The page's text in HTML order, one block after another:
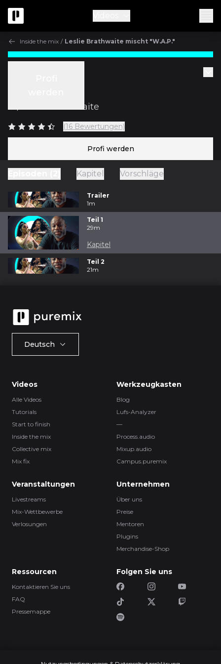
Inside the mix / Leslie Brathwaite mischt "W.A.P."
Leslie Brathwaite
(16 Bewertungen)
Profi werden
Kapitel Vorschläge
Trailer
1m
Teil 1
29m
Kapitel
Teil 2
21m
Deutsch
Videos
Alle Videos
Tutorials
Start to finish
Inside the mix
Collective mix
Mix fix
Werkzeugkasten
Blog
Lufs-Analyzer
—
Process.audio
Mixup.audio
Campus.puremix
Veranstaltungen
Livestreams
Mix-Wettbewerbe
Verlosungen
Unternehmen
Über uns
Preise
Mentoren
Plugins
Merchandise-Shop
Ressourcen
Kontaktieren Sie uns
FAQ
Pressemappe
Folgen Sie uns